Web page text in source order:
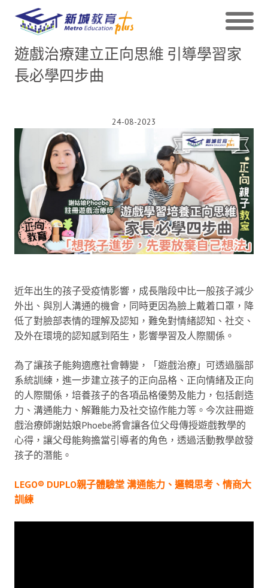
遊戲治療建立正向思維 引導學習家
長必學四步曲
24-08-2023
近年出生的孩子受疫情影響，成長階段中比一般孩子減少
外出、與別人溝通的機會，同時更因為臉上戴着口罩，降
低了對臉部表情的理解及認知，難免對情緒認知、社交、
及外在環境的認知感到陌生，影響學習及人際關係。
為了讓孩子能夠適應社會轉變，「遊戲治療」可透過腦部
系統訓練，進一步建立孩子的正向品格、正向情緒及正向
的人際關係，培養孩子的各項品格優勢及能力，包括創造
力、溝通能力、解難能力及社交協作能力等。今次註冊遊
戲治療師謝姑娘Phoebe將會讓各位父母傳授遊戲教學的
心得，讓父母能夠擔當引導者的角色，透過活動教學啟發
孩子的潛能。
LEGO® DUPLO親子體驗堂 溝通能力、邏輯思考、情商大
訓練